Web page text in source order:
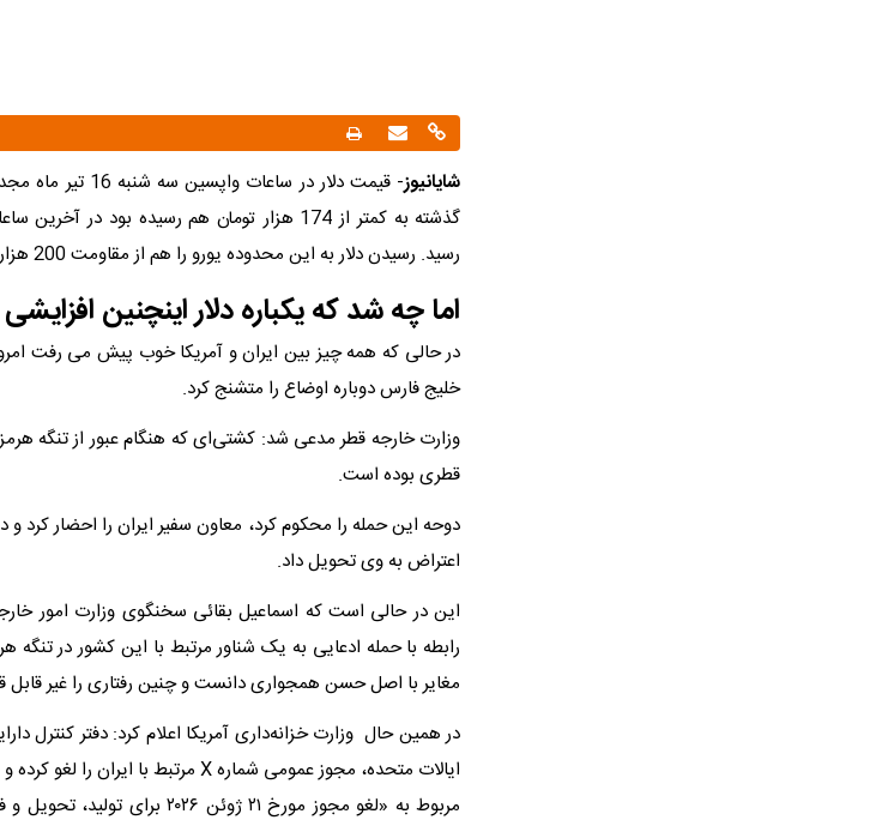
شایانیوز
- قیمت دلار در
رسید. رسیدن دلار به این محدوده یورو را هم از مقاومت 200 هزار تومانی عبور داد.
اما چه شد که یکباره دلار اینچنین
در حالی که همه چیز بین ایران و آمریکا خوب پیش می رفت
خلیج فارس دوباره اوضاع را متشنج کرد.
وزارت خارجه قطر مدعی شد: کشتی‌ای که هنگام عبور از تنگه
قطری بوده است.
دوحه این حمله را محکوم کرد، معاون سفیر ایران را احضار کرد
اعتراض به وی تحویل داد.
این در حالی است که اسماعیل بقائی سخنگوی وزارت امور
مغایر با اصل حسن همجواری دانست و چنین رفتاری را غیر قابل
مربوط به «لغو مجوز مورخ ۲۱ ژوئن